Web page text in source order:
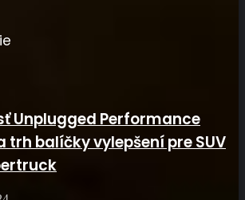
Unplugged Performance
trh balíčky vylepšení pre SUV